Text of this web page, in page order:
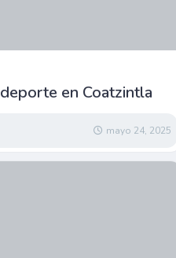
Lorena López impulsa el deporte en Coatzintla
mayo 24, 2025